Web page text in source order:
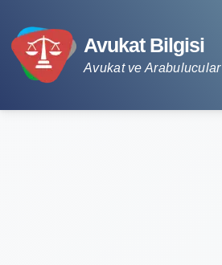
Avukat Bilgisi
Avukat ve Arabulucular